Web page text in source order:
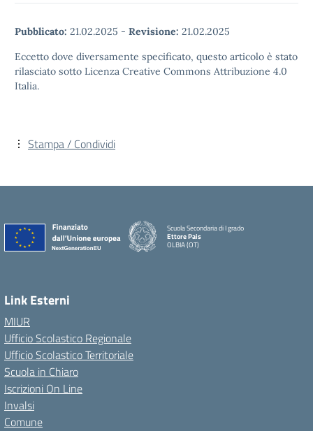
Pubblicato: 21.02.2025 - Revisione: 21.02.2025
Eccetto dove diversamente specificato, questo articolo è stato
rilasciato sotto Licenza Creative Commons Attribuzione 4.0
Italia.
Stampa / Condividi
Scuola Secondaria di I grado
Ettore Pais
OLBIA (OT)
Link Esterni
MIUR
Ufficio Scolastico Regionale
Ufficio Scolastico Territoriale
Scuola in Chiaro
Iscrizioni On Line
Invalsi
Comune